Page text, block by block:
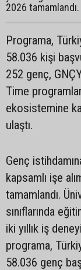
2026 tamamlandı.
Programa,
58.036 kişi
252 genç,
Time
ekosistemine
ulaştı.
Genç
kapsamlı işe
tamamlandı.
sınıflarında
iki yıllık iş
programa,
58.036 genç